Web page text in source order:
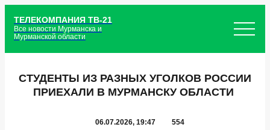
ТЕЛЕКОМПАНИЯ ТВ-21
Все новости Мурманска и
Мурманской области
СТУДЕНТЫ ИЗ РАЗНЫХ УГОЛКОВ РОССИИ
ПРИЕХАЛИ В МУРМАНСКУ ОБЛАСТИ
06.07.2026, 19:47 554